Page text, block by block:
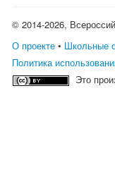
© 2014-2026,
О проекте • Школьные
Политика
Это